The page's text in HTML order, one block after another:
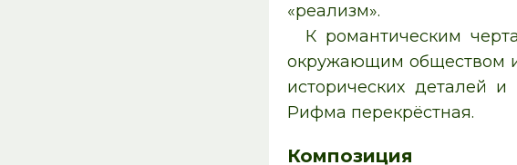
«реализм».
К романтическим
окружающим обществом
исторических деталей
Рифма перекрёстная.
Композиция